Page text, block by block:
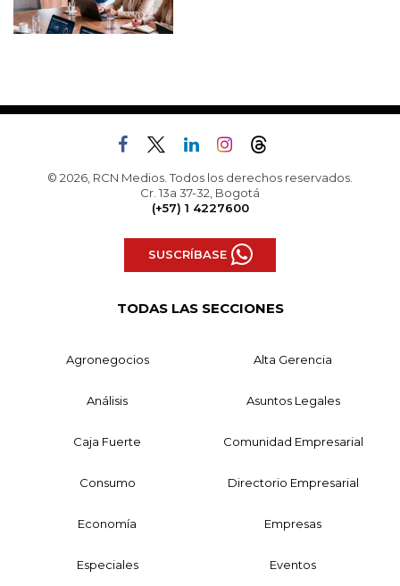
© 2026, RCN Medios. Todos los derechos reservados.
Cr. 13a 37-32, Bogotá
(+57) 1 4227600
SUSCRÍBASE
TODAS LAS SECCIONES
Agronegocios Alta Gerencia
Análisis Asuntos Legales
Caja Fuerte Comunidad Empresarial
Consumo Directorio Empresarial
Economía Empresas
Especiales Eventos